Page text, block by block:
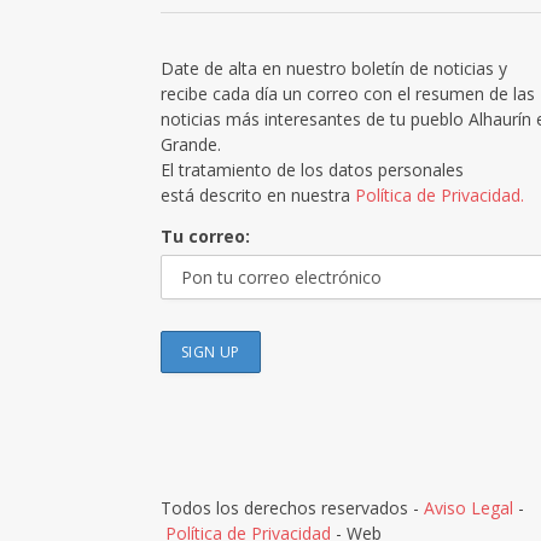
Date de alta en nuestro boletín de noticias y
recibe cada día un correo con el resumen de las
noticias más interesantes de tu pueblo Alhaurín
Grande.
El tratamiento de los datos personales
está descrito en nuestra Política de Privacidad.
Tu correo:
Todos los derechos reservados - Aviso Legal -
Política de Privacidad - Web